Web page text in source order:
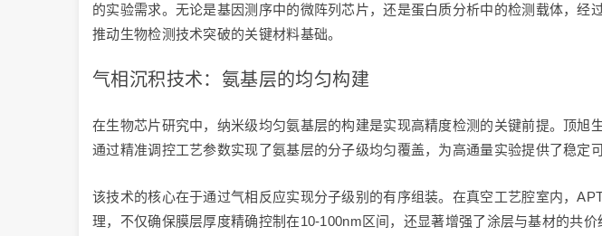
的实验需求。无论是基因测序中的微阵列芯片，还是蛋白质分析中的检测载体，
推动生物检测技术突破的关键材料基础。
气相沉积技术：氨基层的均匀构建
在生物芯片研究中，纳米级均匀氨基层的构建是实现高精度检测的关键前提。顶旭
通过精准调控工艺参数实现了氨基层的分子级均匀覆盖，为高通量实验提供了稳定
该技术的核心在于通过气相反应实现分子级别的有序组装。在真空工艺腔室内，
理，不仅确保膜层厚度精确控制在10-100nm区间，还显著增强了涂层与基材的共